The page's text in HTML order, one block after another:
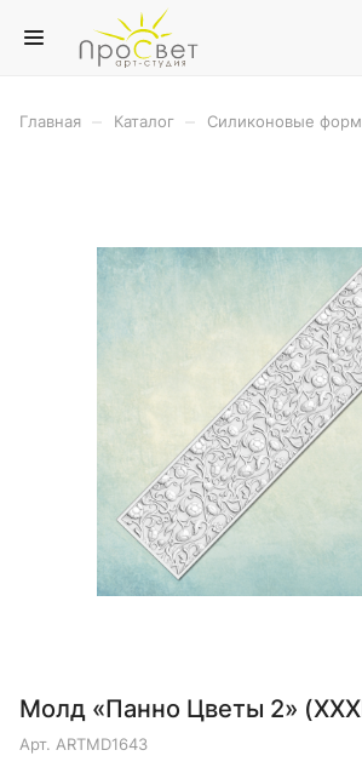
Главная Каталог Силиконовые
Молд «Панно Цветы 2»
Арт. ARTMD1643